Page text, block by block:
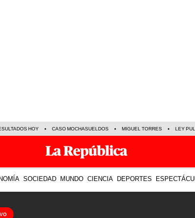
HOY CASO MOCHASUELDOS MIGUEL TORRES LEY
SOCIEDAD MUNDO CIENCIA DEPORTES